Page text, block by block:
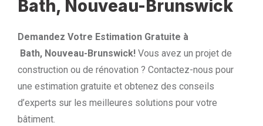
Bath, Nouveau-Brunswick
Demandez Votre Estimation Gratuite à
Bath, Nouveau-Brunswick! Vous avez un projet de
construction ou de rénovation ? Contactez-nous pour
une estimation gratuite et obtenez des conseils
d’experts sur les meilleures solutions pour votre
bâtiment.